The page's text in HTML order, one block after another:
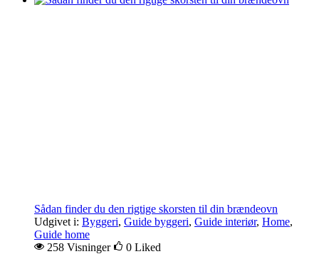
Sådan finder du den rigtige skorsten til din brændeovn
Udgivet i: Byggeri, Guide byggeri, Guide interiør, Home,
Guide home
258 Visninger
0 Liked